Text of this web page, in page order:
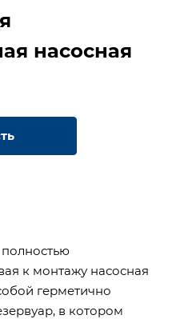
насосная
к монтажу насосная
герметично
в котором